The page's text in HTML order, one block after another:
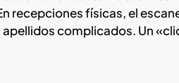
recepciones físicas, el
complicados. Un